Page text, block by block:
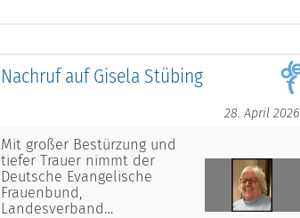
Nachruf auf Gisela Stübing
28. April 2026
Mit großer Bestürzung und
tiefer Trauer nimmt der
Deutsche Evangelische
Frauenbund,
Landesverband…